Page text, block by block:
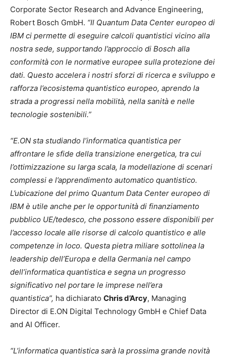
Corporate Sector Research and Advance Engineering,
Robert Bosch GmbH. “Il Quantum Data Center europeo di
IBM ci permette di eseguire calcoli quantistici vicino alla
nostra sede, supportando l’approccio di Bosch alla
conformità con le normative europee sulla protezione dei
dati. Questo accelera i nostri sforzi di ricerca e sviluppo e
rafforza l’ecosistema quantistico europeo, aprendo la
strada a progressi nella mobilità, nella sanità e nelle
tecnologie sostenibili.”
“E.ON sta studiando l’informatica quantistica per
affrontare le sfide della transizione energetica, tra cui
l’ottimizzazione su larga scala, la modellazione di scenari
complessi e l’apprendimento automatico quantistico.
L’ubicazione del primo Quantum Data Center europeo di
IBM è utile anche per le opportunità di finanziamento
pubblico UE/tedesco, che possono essere disponibili per
l’accesso locale alle risorse di calcolo quantistico e alle
competenze in loco. Questa pietra miliare sottolinea la
leadership dell’Europa e della Germania nel campo
dell’informatica quantistica e segna un progresso
significativo nel portare le imprese nell’era
quantistica”, ha dichiarato Chris d’Arcy, Managing
Director di E.ON Digital Technology GmbH e Chief Data
and AI Officer.
“L’informatica quantistica sarà la prossima grande novità